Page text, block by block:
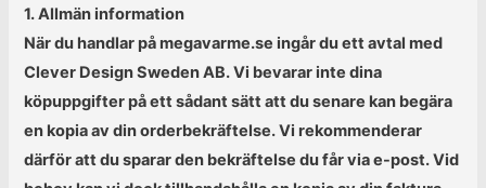
1. Allmän information
När du handlar på megavarme.se ingår du ett avtal med
Clever Design Sweden AB. Vi bevarar inte dina
köpuppgifter på ett sådant sätt att du senare kan begära
en kopia av din orderbekräftelse. Vi rekommenderar
därför att du sparar den bekräftelse du får via e-post. Vid